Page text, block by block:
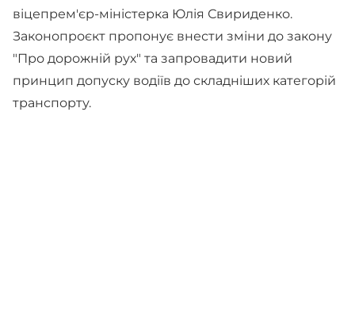
віцепрем'єр-міністерка Юлія Свириденко.
Законопроєкт пропонує внести зміни до закону
"Про дорожній рух" та запровадити новий
принцип допуску водіїв до складніших категорій
транспорту.